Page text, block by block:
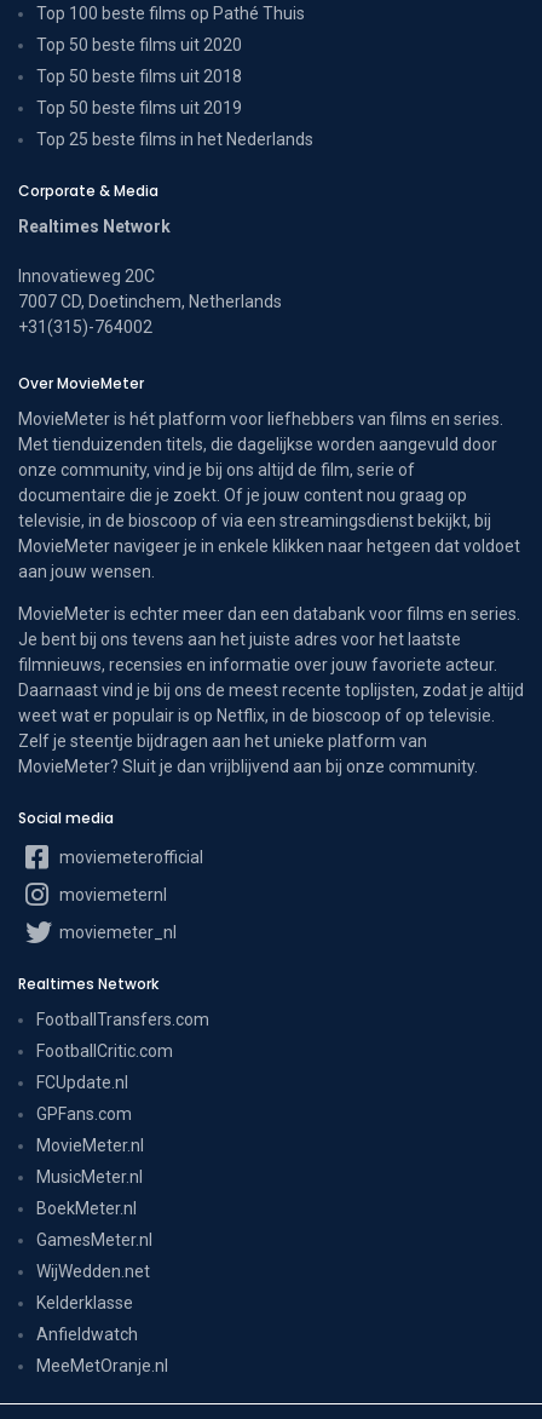
Top 100 beste films op Pathé Thuis
Top 50 beste films uit 2020
Top 50 beste films uit 2018
Top 50 beste films uit 2019
Top 25 beste films in het Nederlands
Corporate & Media
Realtimes Network
Innovatieweg 20C
7007 CD, Doetinchem, Netherlands
+31(315)-764002
Over MovieMeter
MovieMeter is hét platform voor liefhebbers van films en series.
Met tienduizenden titels, die dagelijkse worden aangevuld door
onze community, vind je bij ons altijd de film, serie of
documentaire die je zoekt. Of je jouw content nou graag op
televisie, in de bioscoop of via een streamingsdienst bekijkt, bij
MovieMeter navigeer je in enkele klikken naar hetgeen dat voldoet
aan jouw wensen.
MovieMeter is echter meer dan een databank voor films en series.
Je bent bij ons tevens aan het juiste adres voor het laatste
filmnieuws, recensies en informatie over jouw favoriete acteur.
Daarnaast vind je bij ons de meest recente toplijsten, zodat je altijd
weet wat er populair is op Netflix, in de bioscoop of op televisie.
Zelf je steentje bijdragen aan het unieke platform van
MovieMeter? Sluit je dan vrijblijvend aan bij onze community.
Social media
moviemeterofficial
moviemeternl
moviemeter_nl
Realtimes Network
FootballTransfers.com
FootballCritic.com
FCUpdate.nl
GPFans.com
MovieMeter.nl
MusicMeter.nl
BoekMeter.nl
GamesMeter.nl
WijWedden.net
Kelderklasse
Anfieldwatch
MeeMetOranje.nl